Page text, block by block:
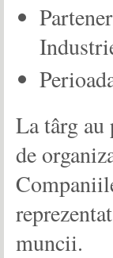
La târg
de
muncii.